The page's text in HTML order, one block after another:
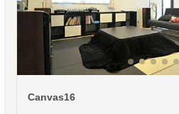
Canvas16